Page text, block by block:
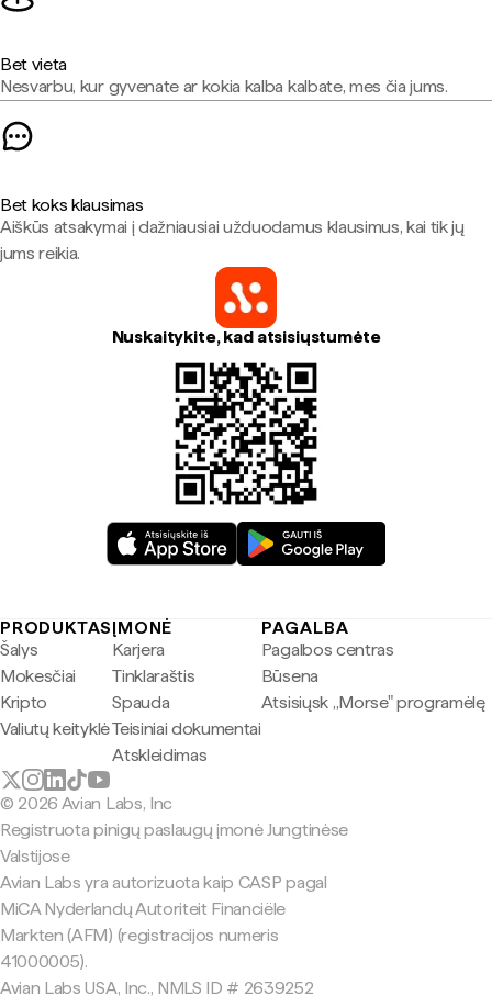
Bet vieta
Nesvarbu, kur gyvenate ar kokia kalba kalbate, mes čia jums.
Bet koks klausimas
Aiškūs atsakymai į dažniausiai užduodamus klausimus, kai tik jų
jums reikia.
Nuskaitykite, kad atsisiųstumėte
PRODUKTAS
Šalys
Mokesčiai
Kripto
Valiutų keityklė
ĮMONĖ
Karjera
Tinklaraštis
Spauda
Teisiniai dokumentai
Atskleidimas
PAGALBA
Pagalbos centras
Būsena
Atsisiųsk „Morse" programėlę
© 2026 Avian Labs, Inc
Registruota pinigų paslaugų įmonė Jungtinėse
Valstijose
Avian Labs yra autorizuota kaip CASP pagal
MiCA Nyderlandų Autoriteit Financiële
Markten (AFM) (registracijos numeris
41000005).
Avian Labs USA, Inc., NMLS ID # 2639252